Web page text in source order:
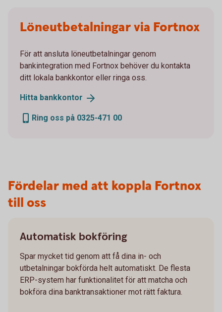
Löneutbetalningar via Fortnox
För att ansluta löneutbetalningar genom
bankintegration med Fortnox behöver du kontakta
ditt lokala bankkontor eller ringa oss.
Hitta bankkontor
Ring oss på 0325-471 00
Fördelar med att koppla Fortnox
till oss
Automatisk bokföring
Spar mycket tid genom att få dina in- och
utbetalningar bokförda helt automatiskt. De flesta
ERP-system har funktionalitet för att matcha och
bokföra dina banktransaktioner mot rätt faktura.